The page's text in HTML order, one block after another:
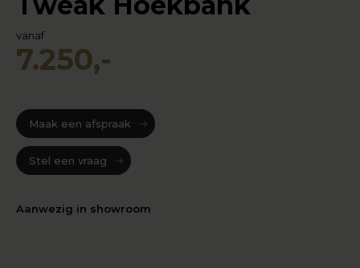
vanaf
7.250,-
Maak een afspraak
Stel een vraag
Aanwezig in showroom